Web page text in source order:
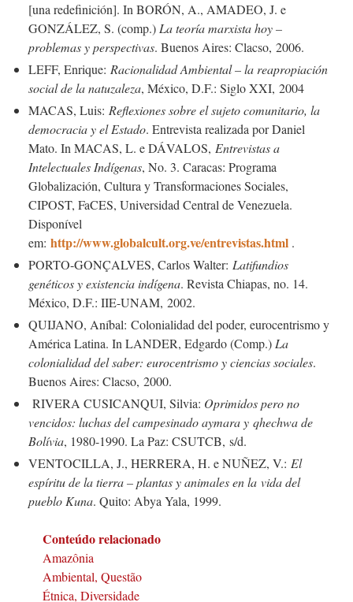
[una redefinición]. In BORÓN, A., AMADEO, J. e
GONZÁLEZ, S. (comp.) La teoría marxista hoy –
problemas y perspectivas. Buenos Aires: Clacso, 2006.
LEFF, Enrique: Racionalidad Ambiental – la reapropiación
social de la natuzaleza, México, D.F.: Siglo XXI, 2004
MACAS, Luis: Reflexiones sobre el sujeto comunitario, la
democracia y el Estado. Entrevista realizada por Daniel
Mato. In MACAS, L. e DÁVALOS, Entrevistas a
Intelectuales Indígenas, No. 3. Caracas: Programa
Globalización, Cultura y Transformaciones Sociales,
CIPOST, FaCES, Universidad Central de Venezuela.
Disponível
em: http://www.globalcult.org.ve/entrevistas.html .
PORTO-GONÇALVES, Carlos Walter: Latifundios
genéticos y existencia indígena. Revista Chiapas, no. 14.
México, D.F.: IIE-UNAM, 2002.
QUIJANO, Aníbal: Colonialidad del poder, eurocentrismo y
América Latina. In LANDER, Edgardo (Comp.) La
colonialidad del saber: eurocentrismo y ciencias sociales.
Buenos Aires: Clacso, 2000.
RIVERA CUSICANQUI, Silvia: Oprimidos pero no
vencidos: luchas del campesinado aymara y qhechwa de
Bolívia, 1980-1990. La Paz: CSUTCB, s/d.
VENTOCILLA, J., HERRERA, H. e NUÑEZ, V.: El
espíritu de la tierra – plantas y animales en la vida del
pueblo Kuna. Quito: Abya Yala, 1999.
Conteúdo relacionado
Amazônia
Ambiental, Questão
Étnica, Diversidade